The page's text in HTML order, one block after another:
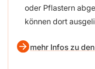
oder Pflastern
können dort
mehr Infos zu